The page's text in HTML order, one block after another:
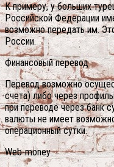
К примеру, у больших
Российской Федерации
возможно передать им.
России.
Финансовый перевод
Перевод возможно
счета) либо через
при переводе через банк
валюты не имеет
операционный сутки.
Web-money